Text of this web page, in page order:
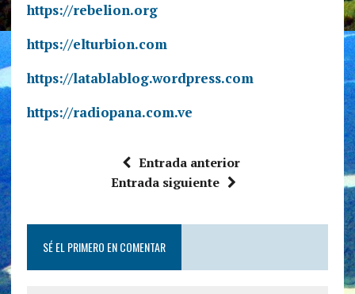
https://rebelion.org
https://elturbion.com
https://latablablog.wordpress.com
https://radiopana.com.ve
Entrada anterior
Entrada siguiente
SÉ EL PRIMERO EN COMENTAR